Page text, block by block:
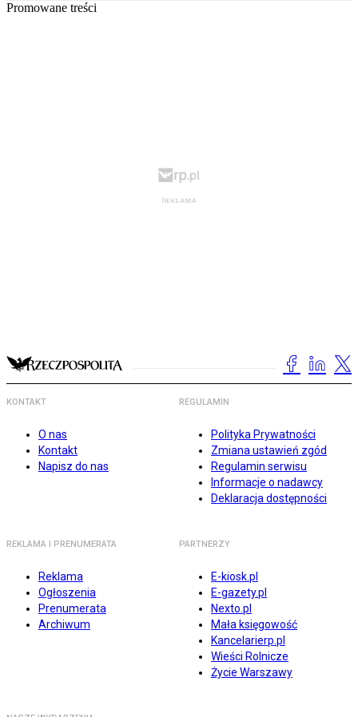
Promowane treści
KONTAKT
O nas
Kontakt
Napisz do nas
REGULAMIN
Polityka Prywatności
Zmiana ustawień zgód
Regulamin serwisu
Informacje o nadawcy
Deklaracja dostępności
REKLAMA I PRENUMERATA
Reklama
Ogłoszenia
Prenumerata
Archiwum
PARTNERZY
E-kiosk.pl
E-gazety.pl
Nexto.pl
Mała księgowość
Kancelarierp.pl
Wieści Rolnicze
Życie Warszawy